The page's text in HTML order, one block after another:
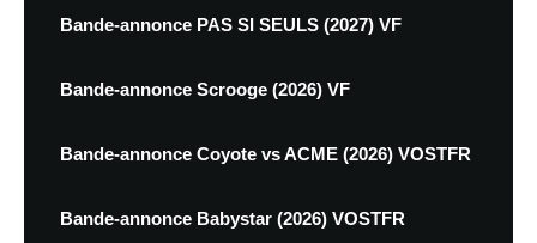
Bande-annonce PAS SI SEULS (2027) VF
Bande-annonce Scrooge (2026) VF
Bande-annonce Coyote vs ACME (2026) VOSTFR
Bande-annonce Babystar (2026) VOSTFR